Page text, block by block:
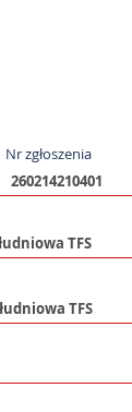
Nr zgłoszenia